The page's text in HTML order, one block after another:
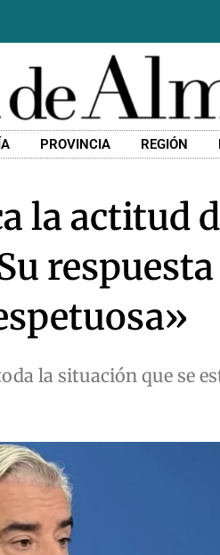
PROVINCIA REGIÓN
la actitud
respuesta
la situación que se